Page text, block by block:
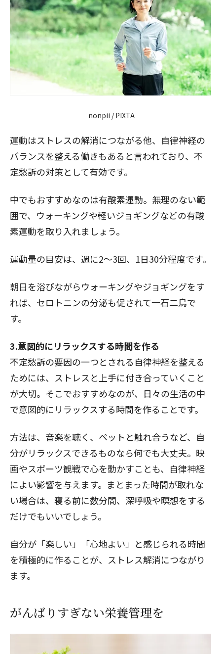
nonpii / PIXTA
運動はストレスの解消につながる他、自律神経の
バランスを整える働きもあると言われており、不
定愁訴の対策として有効です。
中でもおすすめなのは有酸素運動。無理のない範
囲で、ウォーキングや軽いジョギングなどの有酸
素運動を取り入れましょう。
運動量の目安は、週に2～3回、1日30分程度です。
朝日を浴びながらウォーキングやジョギングをす
れば、セロトニンの分泌も促されて一石二鳥で
す。
3.意図的にリラックスする時間を作る
不定愁訴の要因の一つとされる自律神経を整える
ためには、ストレスと上手に付き合っていくこと
が大切。そこでおすすめなのが、日々の生活の中
で意図的にリラックスする時間を作ることです。
方法は、音楽を聴く、ペットと触れ合うなど、自
分がリラックスできるものなら何でも大丈夫。映
画やスポーツ観戦で心を動かすことも、自律神経
によい影響を与えます。まとまった時間が取れな
い場合は、寝る前に数分間、深呼吸や瞑想をする
だけでもいいでしょう。
自分が「楽しい」「心地よい」と感じられる時間
を積極的に作ることが、ストレス解消につながり
ます。
がんばりすぎない栄養管理を